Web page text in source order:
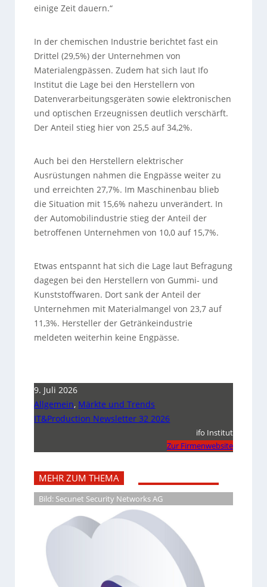
einige Zeit dauern.“
In der chemischen Industrie berichtet fast ein
Drittel (29,5%) der Unternehmen von
Materialengpässen. Zudem hat sich laut Ifo
Institut die Lage bei den Herstellern von
Datenverarbeitungsgeräten sowie elektronischen
und optischen Erzeugnissen deutlich verschärft.
Der Anteil stieg hier von 25,5 auf 34,2%.
Auch bei den Herstellern elektrischer
Ausrüstungen nahmen die Engpässe weiter zu
und erreichten 27,7%. Im Maschinenbau blieb
die Situation mit 15,6% nahezu unverändert. In
der Automobilindustrie stieg der Anteil der
betroffenen Unternehmen von 10,0 auf 15,7%.
Etwas entspannt hat sich die Lage laut Befragung
dagegen bei den Herstellern von Gummi- und
Kunststoffwaren. Dort sank der Anteil der
Unternehmen mit Materialmangel von 23,7 auf
11,3%. Hersteller der Getränkeindustrie
meldeten weiterhin keine Engpässe.
9. Juli 2026
Allgemein, Märkte und Trends
IT&Production Newsletter 32 2026
ifo Institut
Zur Firmenwebsite
MEHR ZUM THEMA
Bild: Secunet Security Networks AG